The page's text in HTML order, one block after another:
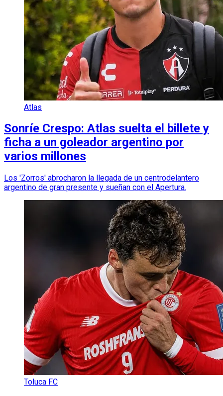
Atlas
Sonríe Crespo: Atlas suelta el billete y
ficha a un goleador argentino por
varios millones
Los 'Zorros' abrocharon la llegada de un centrodelantero
argentino de gran presente y sueñan con el Apertura.
Toluca FC